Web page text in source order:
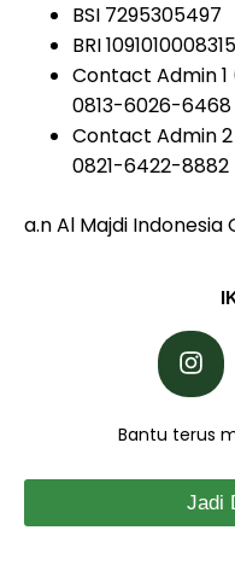
BSI 7295305497
BRI
Contact Admin 1
0813-6026-6468
Contact Admin
0821-6422-8882
a.n Al Majdi Indonesia
Bantu terus
Jadi